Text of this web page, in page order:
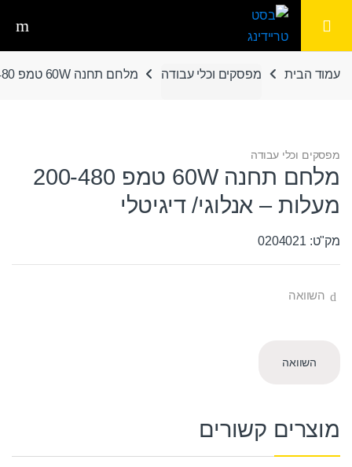
navigation
content
עמוד הבית
מפסקים וכלי עבודה מלחם תחנה 60W טמפ 200-480 מעלות – אנלוגי/ דיגיטלי
מפסקים וכלי עבודה
מלחם תחנה 60W טמפ 200-480
מעלות – אנלוגי/ דיגיטלי
מק"ט: 0204021
השוואה
השוואה
מוצרים קשורים